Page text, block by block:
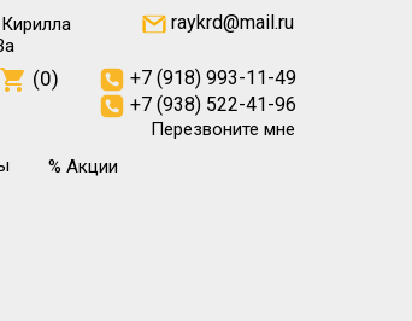
raykrd@mail.ru
Перезвоните мне
% Акции
(0)
+7 (918) 993-11-49
+7 (938) 522-41-96